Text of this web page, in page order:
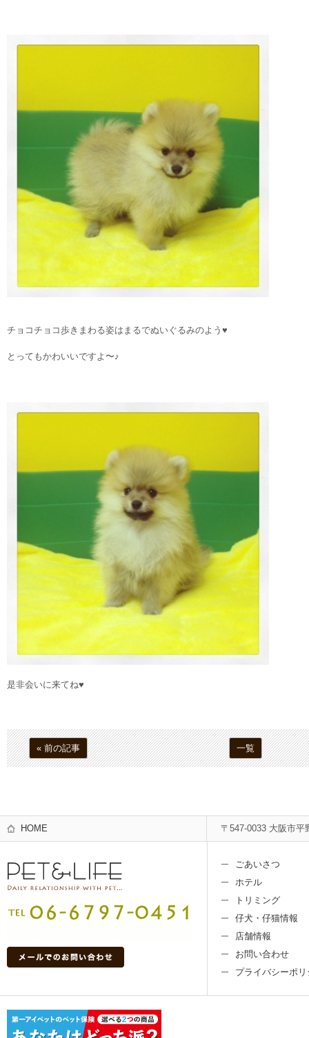
チョコチョコ歩きまわる姿はまるでぬいぐるみのよう♥
とってもかわいいですよ〜♪
是非会いに来てね♥
« 前の記事 一覧
HOME 〒547-0033 大阪市平
ごあいさつ
ホテル
トリミング
仔犬・仔猫情報
店舗情報
お問い合わせ
プライバシーポリ